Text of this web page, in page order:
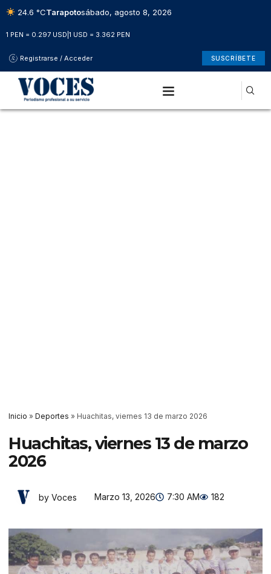
24.6 °CTarapotosábado, agosto 8, 2026
1 PEN = 0.297 USD 1 USD = 3.362 PEN
Registrarse / Acceder SUSCRÍBETE
Inicio » Deportes » Huachitas, viernes 13 de marzo 2026
Huachitas, viernes 13 de marzo
2026
by Voces Marzo 13, 2026 7:30 AM 182